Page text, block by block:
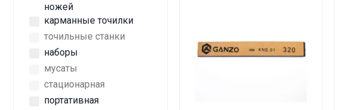
ножей
карманные точилки
точильные станки
наборы
мусаты
стационарная
портативная